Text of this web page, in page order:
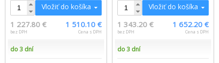
Vložiť do košíka
1 227.80 €
bez DPH
1 510.10 €
Cena s DPH
do 3 dní
Vložiť do košíka
1 343.20 €
bez DPH
1 652.20 €
Cena s DPH
do 3 dní